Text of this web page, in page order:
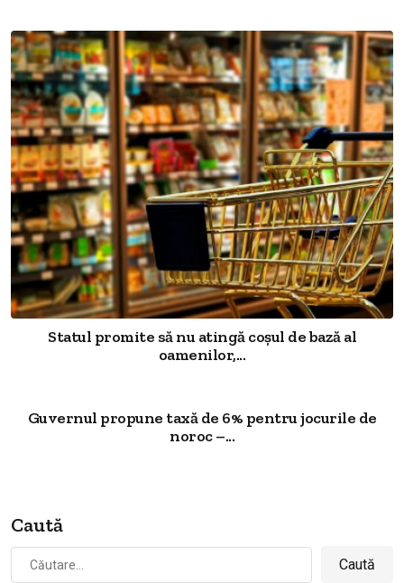
Statul promite să nu atingă coșul de bază al
oamenilor,...
Guvernul propune taxă de 6% pentru jocurile de
noroc –...
Caută
Caută
după: